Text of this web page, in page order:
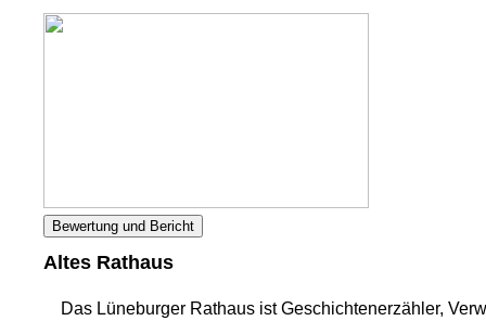
Bewertung und Bericht
Altes Rathaus
Das Lüneburger Rathaus ist Geschichtenerzähler,